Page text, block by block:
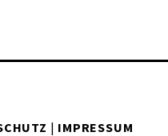
| IMPRESSUM